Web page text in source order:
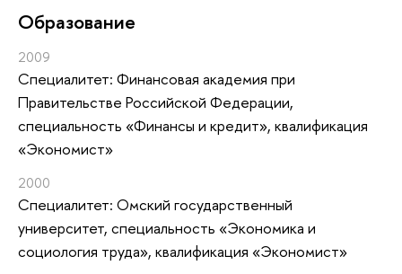
Oбразование
2009
Специалитет: Финансовая академия при
Правительстве Российской Федерации,
специальность «Финансы и кредит», квалификация
«Экономист»
2000
Специалитет: Омский государственный
университет, специальность «Экономика и
социология труда», квалификация «Экономист»